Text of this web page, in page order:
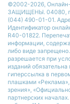
Новости
©2002-2026, Онлайн-
ЗАЩИЩЕНЫ. 04080, г.
(044) 490-01-01.
Идентификатор
R40-01822.
информации,
либо виде
разрешается при
изданий
гиперссылка в
плашками «Реклама»,
зрения»,
партнерских